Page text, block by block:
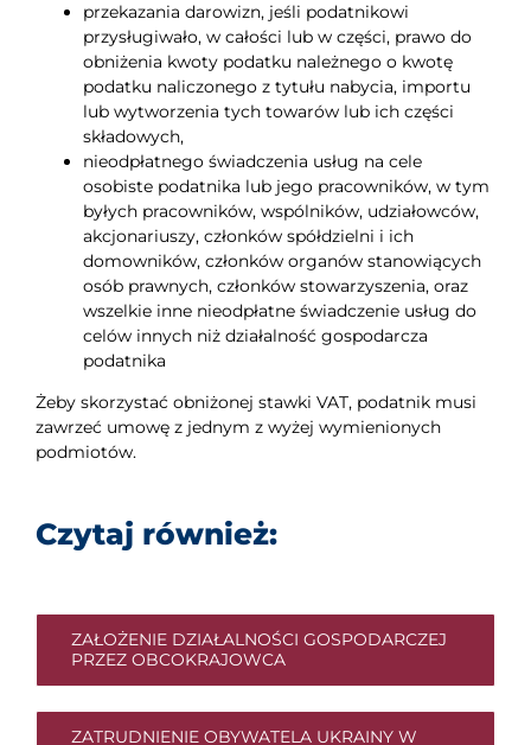
przekazania darowizn, jeśli podatnikowi
przysługiwało, w całości lub w części, prawo do
obniżenia kwoty podatku należnego o kwotę
podatku naliczonego z tytułu nabycia, importu
lub wytworzenia tych towarów lub ich części
składowych,
nieodpłatnego świadczenia usług na cele
osobiste podatnika lub jego pracowników, w tym
byłych pracowników, wspólników, udziałowców,
akcjonariuszy, członków spółdzielni i ich
domowników, członków organów stanowiących
osób prawnych, członków stowarzyszenia, oraz
wszelkie inne nieodpłatne świadczenie usług do
celów innych niż działalność gospodarcza
podatnika
Żeby skorzystać obniżonej stawki VAT, podatnik musi
zawrzeć umowę z jednym z wyżej wymienionych
podmiotów.
Czytaj również:
ZAŁOŻENIE DZIAŁALNOŚCI GOSPODARCZEJ
PRZEZ OBCOKRAJOWCA
ZATRUDNIENIE OBYWATELA UKRAINY W